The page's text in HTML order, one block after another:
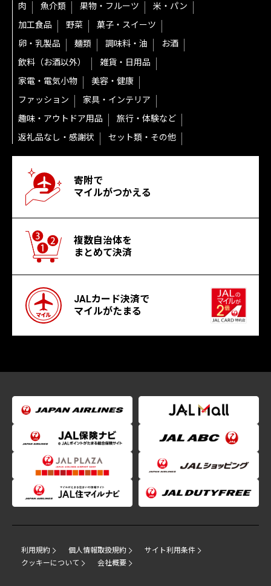
肉 魚介類 果物・フルーツ
米・パン
加工食品
野菜
菓子・スイーツ
卵・乳製品
麺類 調味料・油
お酒
飲料（お酒以外）
雑貨・日用品
家電・電気小物
美容・健康
ファッション
家具・インテリア
趣味・アウトドア用品
旅行・体験など
返礼品なし・感謝状
セット類・その他
寄附で
マイルがつかえる
複数自治体を
まとめて決済
JALカード決済で
マイルがたまる
利用規約 個人情報取扱規約
サイト利用条件
クッキーについて
会社概要